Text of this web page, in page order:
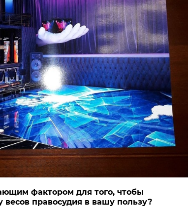
фактором для того, чтобы
весов правосудия в вашу пользу?